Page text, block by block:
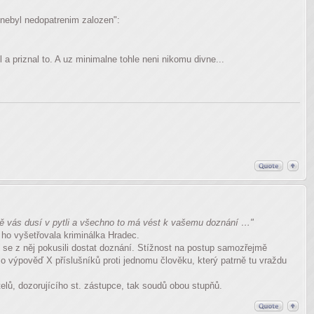
nedopatrenim zalozen":
priznal to. A uz minimalne tohle neni nikomu divne...
vás dusí v pytli a všechno to má vést k vašemu doznání …"
vyšetřovala kriminálka Hradec.
z něj pokusili dostat doznání. Stížnost na postup samozřejmě
výpověď X příslušníků proti jednomu člověku, který patrně tu vraždu
dozorujícího st. zástupce, tak soudů obou stupňů.